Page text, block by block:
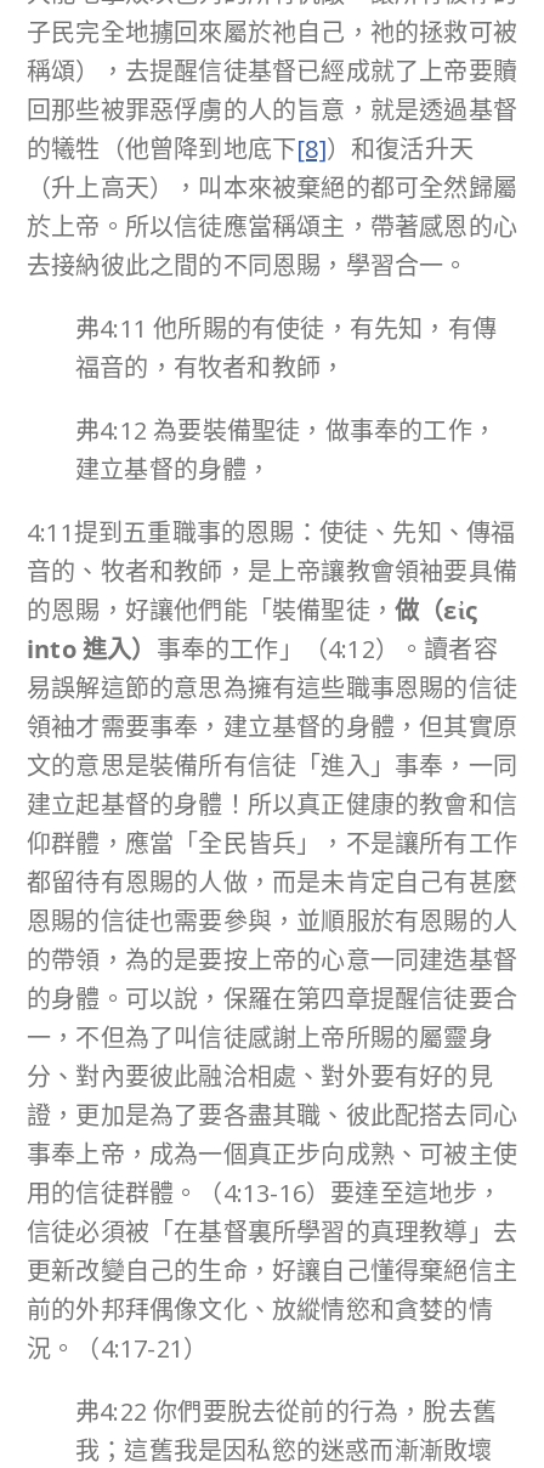
子民完全地擄回來屬於祂自己，祂的拯救可被
稱頌），去提醒信徒基督已經成就了上帝要贖
回那些被罪惡俘虜的人的旨意，就是透過基督
的犧牲（他曾降到地底下[8]）和復活升天
（升上高天），叫本來被棄絕的都可全然歸屬
於上帝。所以信徒應當稱頌主，帶著感恩的心
去接納彼此之間的不同恩賜，學習合一。
弗4:11 他所賜的有使徒，有先知，有傳
福音的，有牧者和教師，
弗4:12 為要裝備聖徒，做事奉的工作，
建立基督的身體，
4:11提到五重職事的恩賜：使徒、先知、傳福
音的、牧者和教師，是上帝讓教會領袖要具備
的恩賜，好讓他們能「裝備聖徒， 做（εἰς
into進入） 事奉的工作」（4:12）。讀者容
易誤解這節的意思為擁有這些職事恩賜的信徒
領袖才需要事奉，建立基督的身體，但其實原
文的意思是裝備所有信徒「進入」事奉，一同
建立起基督的身體！所以真正健康的教會和信
仰群體，應當「全民皆兵」，不是讓所有工作
都留待有恩賜的人做，而是未肯定自己有甚麼
恩賜的信徒也需要參與，並順服於有恩賜的人
的帶領，為的是要按上帝的心意一同建造基督
的身體。可以說，保羅在第四章提醒信徒要合
一，不但為了叫信徒感謝上帝所賜的屬靈身
分、對內要彼此融洽相處、對外要有好的見
證，更加是為了要各盡其職、彼此配搭去同心
事奉上帝，成為一個真正步向成熟、可被主使
用的信徒群體。（4:13-16）要達至這地步，
信徒必須被「在基督裏所學習的真理教導」去
更新改變自己的生命，好讓自己懂得棄絕信主
前的外邦拜偶像文化、放縱情慾和貪婪的情
況。（4:17-21）
弗4:22 你們要脫去從前的行為，脫去舊
我；這舊我是因私慾的迷惑而漸漸敗壞